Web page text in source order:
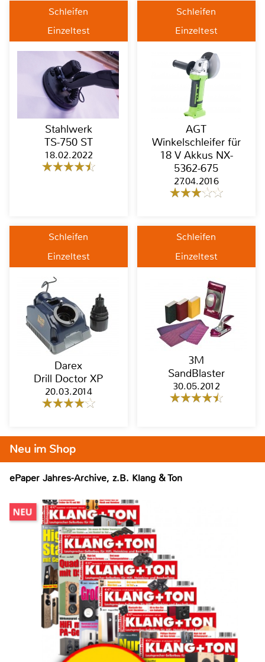
Schleifen
Einzeltest
Stahlwerk
TS-750 ST
18.02.2022
Schleifen
Einzeltest
AGT
Winkelschleifer für
18 V Akkus NX-
5362-675
27.04.2016
Schleifen
Einzeltest
Darex
Drill Doctor XP
20.03.2014
Schleifen
Einzeltest
3M
SandBlaster
30.05.2012
Neu im Shop
ePaper Jahres-Archive, z.B. Klang & Ton